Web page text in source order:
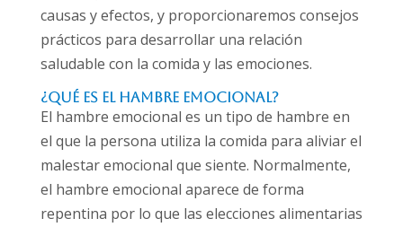
causas y efectos, y proporcionaremos consejos
prácticos para desarrollar una relación
saludable con la comida y las emociones.
¿Qué es el hambre emocional?
El hambre emocional es un tipo de hambre en
el que la persona utiliza la comida para aliviar el
malestar emocional que siente. Normalmente,
el hambre emocional aparece de forma
repentina por lo que las elecciones alimentarias